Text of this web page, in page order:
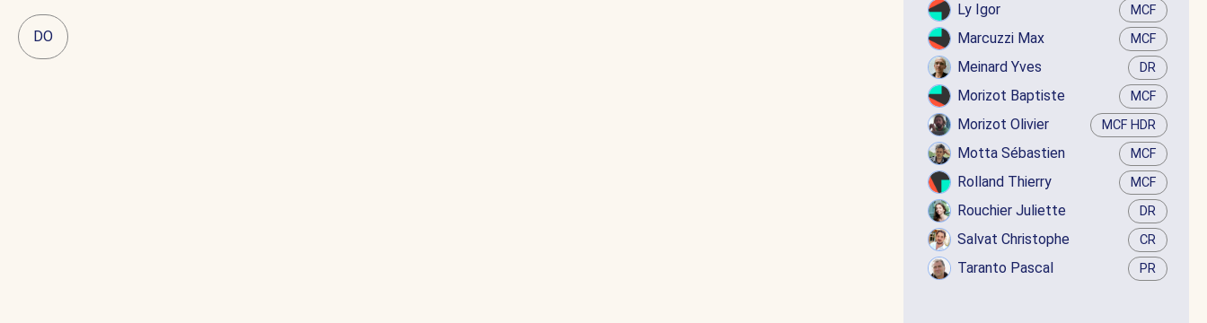
DO
Ly Igor MCF
Marcuzzi Max MCF
Meinard Yves DR
Morizot Baptiste MCF
Morizot Olivier MCF HDR
Motta Sébastien MCF
Rolland Thierry MCF
Rouchier Juliette DR
Salvat Christophe CR
Taranto Pascal PR